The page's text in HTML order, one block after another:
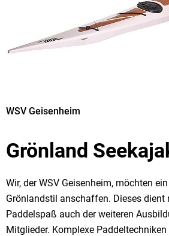
Grönland
WSV Geisenheim
Wir, der WSV Geisenheim, möchten
Grönlandstil anschaffen. Dieses dient
Paddelspaß auch der weiteren
Mitglieder. Komplexe